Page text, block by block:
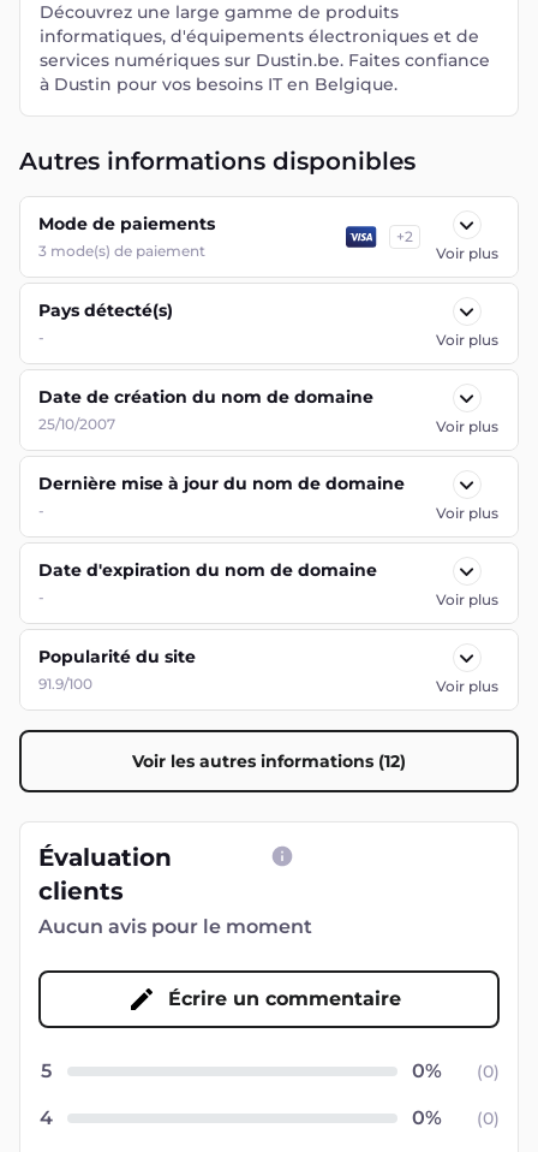
Découvrez une large gamme de produits
informatiques, d'équipements électroniques et de
services numériques sur Dustin.be. Faites confiance
à Dustin pour vos besoins IT en Belgique.
Autres informations disponibles
Mode de paiements
3 mode(s) de paiement
+2
Voir plus
Pays détecté(s)
- Voir plus
Date de création du nom de domaine
25/10/2007 Voir plus
Dernière mise à jour du nom de domaine
- Voir plus
Date d'expiration du nom de domaine
- Voir plus
Popularité du site
91.9/100 Voir plus
Voir les autres informations (12)
Évaluation
clients
Aucun avis pour le moment
Écrire un commentaire
5 (0)
4 (0)